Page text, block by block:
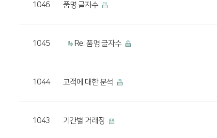
1046 품명 글자수
1045 Re: 품명 글자수
1044 고객에 대한 분석
1043 기간별 거래장